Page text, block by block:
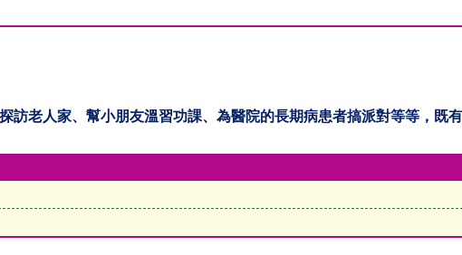
訪老人家、幫小朋友溫習功課、為醫院的長期病患者搞派對等等，既